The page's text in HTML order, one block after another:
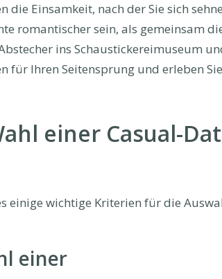
Einsamkeit, nach der Sie sich
romantischer sein, als gemeinsam
ins Schaustickereimuseum
für Ihren Seitensprung und erleben Sie
einer Casual-
einige wichtige Kriterien für die
einer